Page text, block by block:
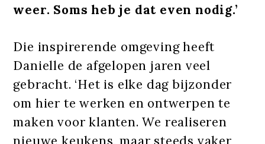
weer. Soms heb je dat even nodig.’
Die inspirerende omgeving heeft
Danielle de afgelopen jaren veel
gebracht. ‘Het is elke dag bijzonder
om hier te werken en ontwerpen te
maken voor klanten. We realiseren